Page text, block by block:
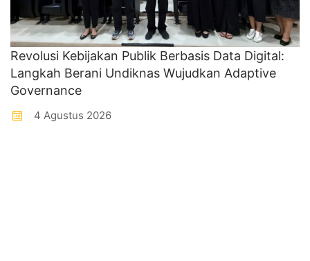
Revolusi Kebijakan Publik Berbasis Data Digital:
Langkah Berani Undiknas Wujudkan Adaptive
Governance
4 Agustus 2026